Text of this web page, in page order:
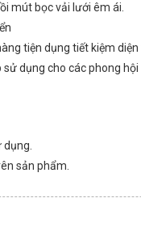
mút bọc vải lưới êm ái.
tiện dụng tiết kiệm
dụng cho các phong hội
sản phẩm.